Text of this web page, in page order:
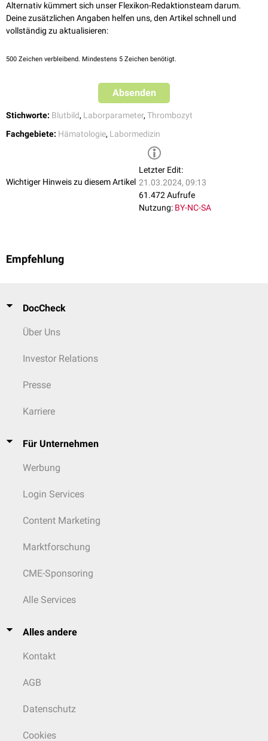
Alternativ kümmert sich unser Flexikon-Redaktionsteam darum.
Deine zusätzlichen Angaben helfen uns, den Artikel schnell und
vollständig zu aktualisieren:
500 Zeichen verbleibend. Mindestens 5 Zeichen benötigt.
Absenden
Stichworte: Blutbild, Laborparameter, Thrombozyt
Fachgebiete: Hämatologie, Labormedizin
Wichtiger Hinweis zu diesem Artikel
Letzter Edit:
21.03.2024, 09:13
61.472 Aufrufe
Nutzung: BY-NC-SA
Empfehlung
DocCheck
Über Uns
Investor Relations
Presse
Karriere
Für Unternehmen
Werbung
Login Services
Content Marketing
Marktforschung
CME-Sponsoring
Alle Services
Alles andere
Kontakt
AGB
Datenschutz
Cookies